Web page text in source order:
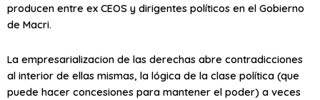
producen entre ex CEOS y dirigentes políticos en el Gobierno
de Macri.
La empresarializacion de las derechas abre contradicciones
al interior de ellas mismas, la lógica de la clase política (que
puede hacer concesiones para mantener el poder) a veces